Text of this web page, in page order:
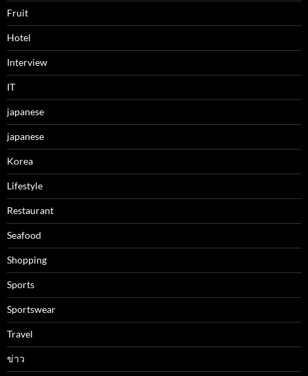
Fruit
Hotel
Interview
IT
japanese
japanese
Korea
Lifestyle
Restaurant
Seafood
Shopping
Sports
Sportswear
Travel
ข่าว